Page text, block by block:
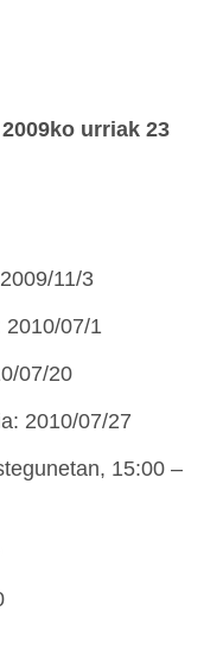
2009ko urriak 23
11/3
2010/07/1
07/20
2010/07/27
15:00 –